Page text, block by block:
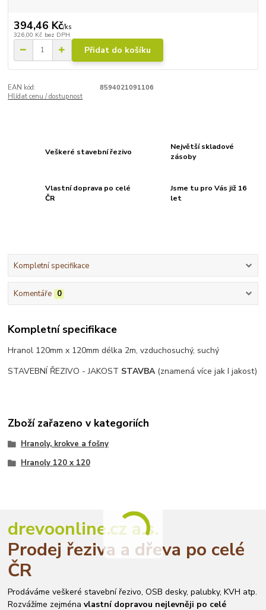
394,46 Kč/ks
326,00 Kč bez DPH
Přidat do košíku
EAN kód:
8594021091106
Hlídat cenu / dostupnost
Veškeré stavební řezivo
Největší skladové
zásoby
Vlastní doprava po celé
ČR
Jsme tu pro Vás již 16
let
Kompletní specifikace
Komentáře 0
Kompletní specifikace
Hranol 120mm x 120mm délka 2m, vzduchosuchý, suchý
STAVEBNÍ ŘEZIVO - JAKOST STAVBA (znamená více jak I jakost)
Zboží zařazeno v kategoriích
Hranoly, krokve a fošny
Hranoly 120 x 120
drevoonline.cz a.s.
Prodej řeziva a dřeva po celé
ČR
Prodáváme veškeré stavební řezivo, OSB desky, palubky, KVH atp.
Rozvážíme zejménavlastní dopravou nejlevněji po celé